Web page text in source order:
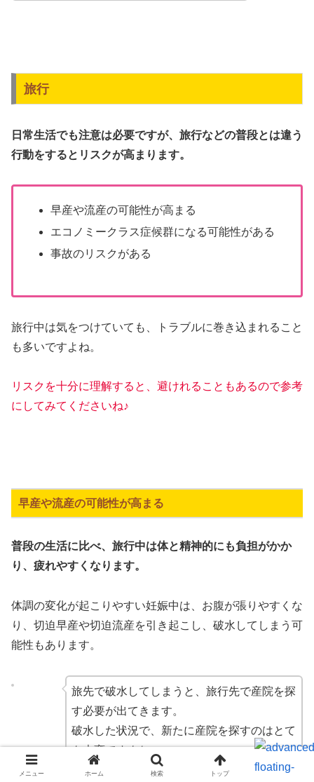
旅行
日常生活でも注意は必要ですが、旅行などの普段とは違う
行動をするとリスクが高まります。
早産や流産の可能性が高まる
エコノミークラス症候群になる可能性がある
事故のリスクがある
旅行中は気をつけていても、トラブルに巻き込まれること
も多いですよね。
リスクを十分に理解すると、避けれることもあるので参考
にしてみてくださいね♪
早産や流産の可能性が高まる
普段の生活に比べ、旅行中は体と精神的にも負担がかか
り、疲れやすくなります。
体調の変化が起こりやすい妊娠中は、お腹が張りやすくな
り、切迫早産や切迫流産を引き起こし、破水してしまう可
能性もあります。
旅先で破水してしまうと、旅行先で産院を探
す必要が出てきます。
破水した状況で、新たに産院を探すのはとて
も大変ですよね…。
メニュー ホーム 検索 トップ サイドバー